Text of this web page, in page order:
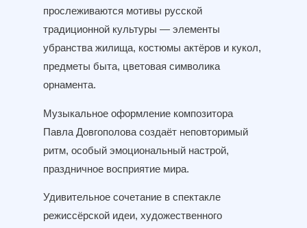
прослеживаются мотивы русской
традиционной культуры — элементы
убранства жилища, костюмы актёров и кукол,
предметы быта, цветовая символика
орнамента.
Музыкальное оформление композитора
Павла Довгополова создаёт неповторимый
ритм, особый эмоциональный настрой,
праздничное восприятие мира.
Удивительное сочетание в спектакле
режиссёрской идеи, художественного